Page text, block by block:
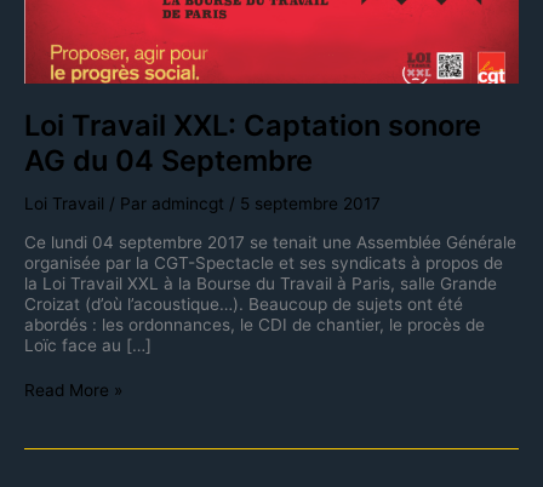
Loi Travail XXL: Captation sonore
AG du 04 Septembre
Loi Travail / Par admincgt / 5 septembre 2017
Ce lundi 04 septembre 2017 se tenait une Assemblée Générale
organisée par la CGT-Spectacle et ses syndicats à propos de
la Loi Travail XXL à la Bourse du Travail à Paris, salle Grande
Croizat (d’où l’acoustique…). Beaucoup de sujets ont été
abordés : les ordonnances, le CDI de chantier, le procès de
Loïc face au […]
Read More »